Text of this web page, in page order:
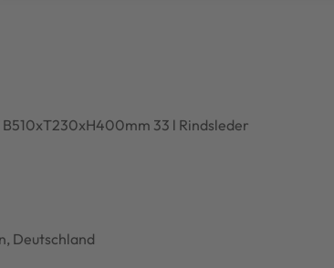
B510xT230xH400mm 33 l Rindsleder
Deutschland